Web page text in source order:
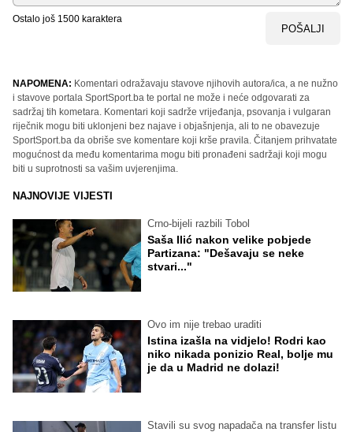
Ostalo još 1500 karaktera
POŠALJI
NAPOMENA: Komentari odražavaju stavove njihovih autora/ica, a ne nužno
i stavove portala SportSport.ba te portal ne može i neće odgovarati za
sadržaj tih kometara. Komentari koji sadrže vrijeđanja, psovanja i vulgaran
riječnik mogu biti uklonjeni bez najave i objašnjenja, ali to ne obavezuje
SportSport.ba da obriše sve komentare koji krše pravila. Čitanjem prihvatate
mogućnost da među komentarima mogu biti pronađeni sadržaji koji mogu
biti u suprotnosti sa vašim uvjerenjima.
NAJNOVIJE VIJESTI
Crno-bijeli razbili Tobol
Saša Ilić nakon velike pobjede
Partizana: "Dešavaju se neke
stvari..."
Ovo im nije trebao uraditi
Istina izašla na vidjelo! Rodri kao
niko nikada ponizio Real, bolje mu
je da u Madrid ne dolazi!
Stavili su svog napadača na transfer listu